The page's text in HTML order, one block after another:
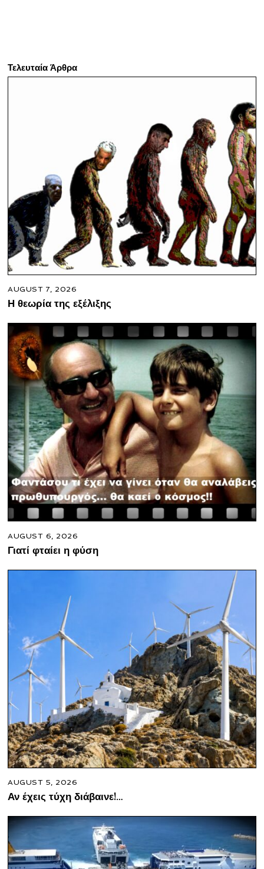
Τελευταία Άρθρα
AUGUST 7, 2026
Η θεωρία της εξέλιξης
AUGUST 6, 2026
Γιατί φταίει η φύση
AUGUST 5, 2026
Αν έχεις τύχη διάβαινε!…